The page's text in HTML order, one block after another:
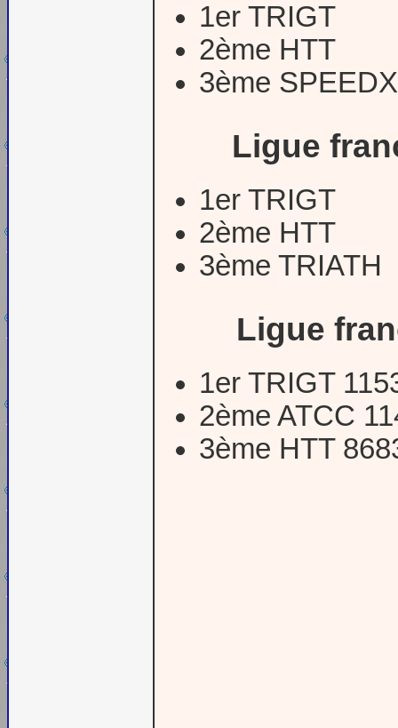
1er TRIGT
2ème HTT
3ème SPEEDX
Ligue
1er TRIGT
2ème HTT
3ème TRIATH
Ligue
1er TRIGT
2ème ATCC
3ème HTT